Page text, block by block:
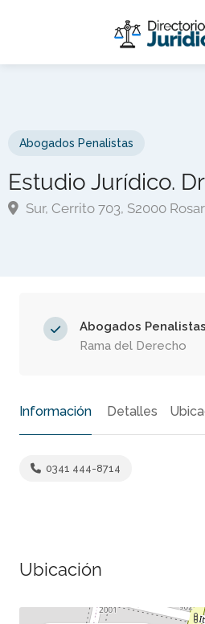
Abogados Penalistas
Estudio Jurídico.
Sur, Cerrito 703, S2000
Abogados Penalistas
Rama del Derecho
Información Detalles
0341 444-8714
Ubicación